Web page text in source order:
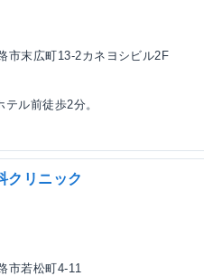
市末広町13-2カネヨシビル2F
ル前徒歩2分。
クリニック
市若松町4-11